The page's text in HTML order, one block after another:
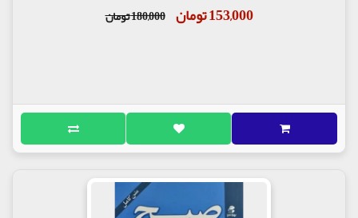
153,000 تومان 180,000 تومان